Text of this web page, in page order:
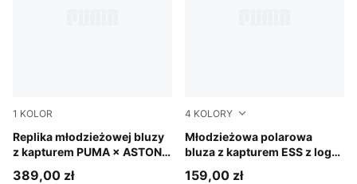
1 KOLOR
Replika młodzieżowej bluzy
z kapturem PUMA × ASTON
Green Lux
389,00 zł
4 KOLORY
Młodzieżowa polarowa
bluza z kapturem ESS z logo
Puma Black
159,00 zł